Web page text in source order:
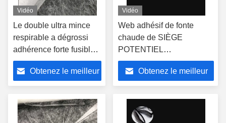
Vidéo
Le double ultra mince
respirable a dégrossi
adhérence forte fusible
du Web 40gsm
Obtenez le meilleur
Vidéo
Web adhésif de fonte
chaude de SIÈGE
POTENTIEL
D'EXPLOSION de colle de
tissu/pellicule de
polyéthylène respirable
23gsm
Obtenez le meilleur